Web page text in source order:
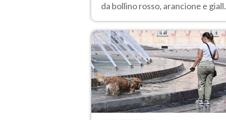
da bollino rosso, arancione e
in Italia.